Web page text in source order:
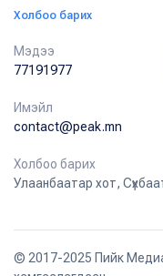
Холбоо барих
Мэдээ
77191977
Имэйл
contact@peak.mn
Холбоо барих
Улаанбаатар хот,
© 2017-2025 Пийк Медиа